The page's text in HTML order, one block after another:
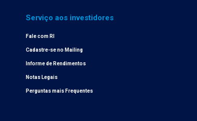
Serviço aos investidores
Fale com RI
Cadastre-se no Mailing
Informe de Rendimentos
Notas Legais
Perguntas mais Frequentes